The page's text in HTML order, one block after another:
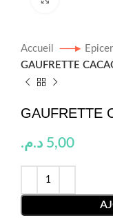
Accueil
GAUFRETTE
GAUFRETTE
5,00 د.م.